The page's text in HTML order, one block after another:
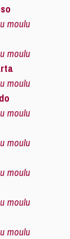
moulu
moulu
moulu
moulu
moulu
moulu
moulu
moulu